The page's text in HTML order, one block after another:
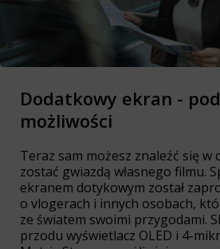
Dodatkowy ekran -
możliwości
Teraz sam możesz znaleźć się w
zostać gwiazdą własnego filmu.
ekranem dotykowym został
o vlogerach i innych osobach,
ze światem swoimi przygodami.
przodu wyświetlacz OLED i 4-